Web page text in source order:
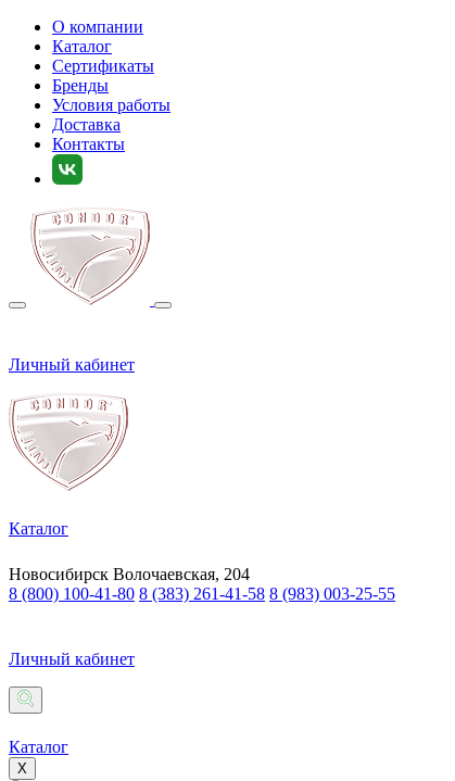
О компании
Каталог
Сертификаты
Бренды
Условия работы
Доставка
Контакты
Личный кабинет
Каталог
Новосибирск Волочаевская, 204
8 (800) 100-41-80 8 (383) 261-41-58 8 (983) 003-25-55
Личный кабинет
Каталог
X